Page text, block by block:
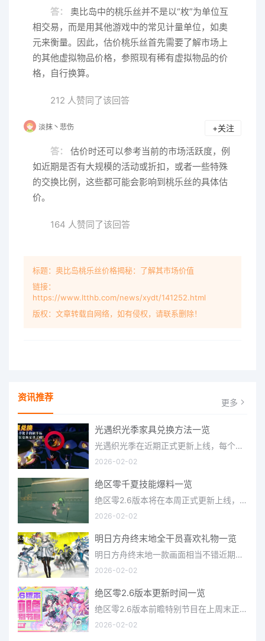
答：
奥比岛中的桃乐丝并不是以“枚”为单位互
相交易，而是用其他游戏中的常见计量单位，如奥
元来衡量。因此，估价桃乐丝首先需要了解市场上
的其他虚拟物品价格，参照现有稀有虚拟物品的价
格，自行换算。
212 人赞同了该回答
淡抹丶悲伤 +关注
答：
估价时还可以参考当前的市场活跃度，例
如近期是否有大规模的活动或折扣，或者一些特殊
的交换比例，这些都可能会影响到桃乐丝的具体估
价。
164 人赞同了该回答
标题：奥比岛桃乐丝价格揭秘：了解其市场价值
链接：
https://www.ltthb.com/news/xydt/141252.html
版权：文章转载自网络，如有侵权，请联系删除！
资讯推荐 更多
光遇织光季家具兑换方法一览
光遇织光季在近期正式更新上线，每个季节都有着许多全新内容和资讯可以让你来体验，不少刚体验的小伙伴想要知道
2026-02-02
绝区零千夏技能爆料一览
绝区零2.6版本将在本周正式更新上线，上周的前瞻直播官方给玩家们带来关于最新版本的卡池信息和相关活动内容，
2026-02-02
明日方舟终末地全干员喜欢礼物一览
明日方舟终末地一款画面相当不错近期非常火爆的大型二次元冒险游戏，这里有相当多好看的干员可以让你来抽取并
2026-02-02
绝区零2.6版本更新时间一览
绝区零2.6版本前瞻特别节目在上周末正式播出，官方给玩家们带来了许多关于最新版本的相关资讯和上线时间，不少
2026-02-02